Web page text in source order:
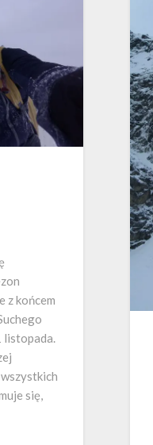
z końcem
listopada.
się,